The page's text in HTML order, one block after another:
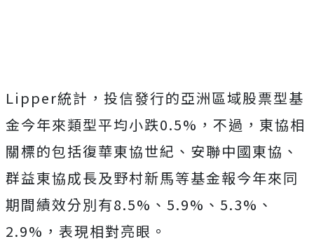
Lipper統計，投信發行的亞洲區域股票型基
金今年來類型平均小跌0.5%，不過，東協相
關標的包括復華東協世紀、安聯中國東協、
群益東協成長及野村新馬等基金報今年來同
期間績效分別有8.5%、5.9%、5.3%、
2.9%，表現相對亮眼。